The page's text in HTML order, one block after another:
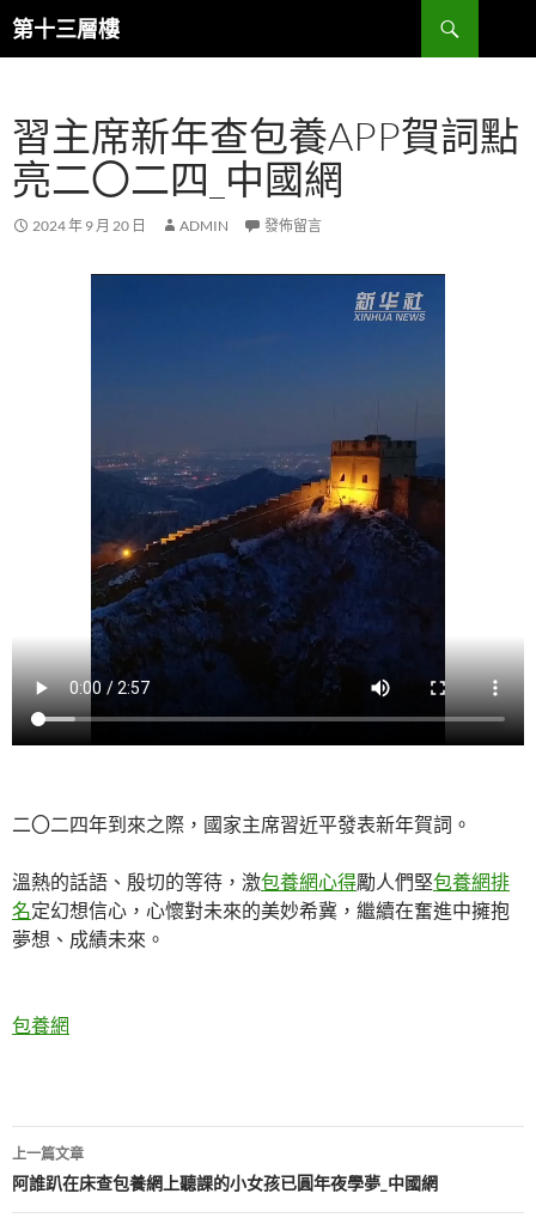
跳
至
內
第十三層樓
搜
尋
習主席新年查包養APP賀詞點
亮二〇二四_中國網
2024 年 9 月 20 日 ADMIN 發佈留言
二〇二四年到來之際，國家主席習近平發表新年賀詞。
溫熱的話語、殷切的等待，激包養網心得勵人們堅包養網排
名定幻想信心，心懷對未來的美妙希冀，繼續在奮進中擁抱
夢想、成績未來。
包養網
文
章
上一篇文章
阿誰趴在床查包養網上聽課的小女孩已圓年夜學夢_中國網